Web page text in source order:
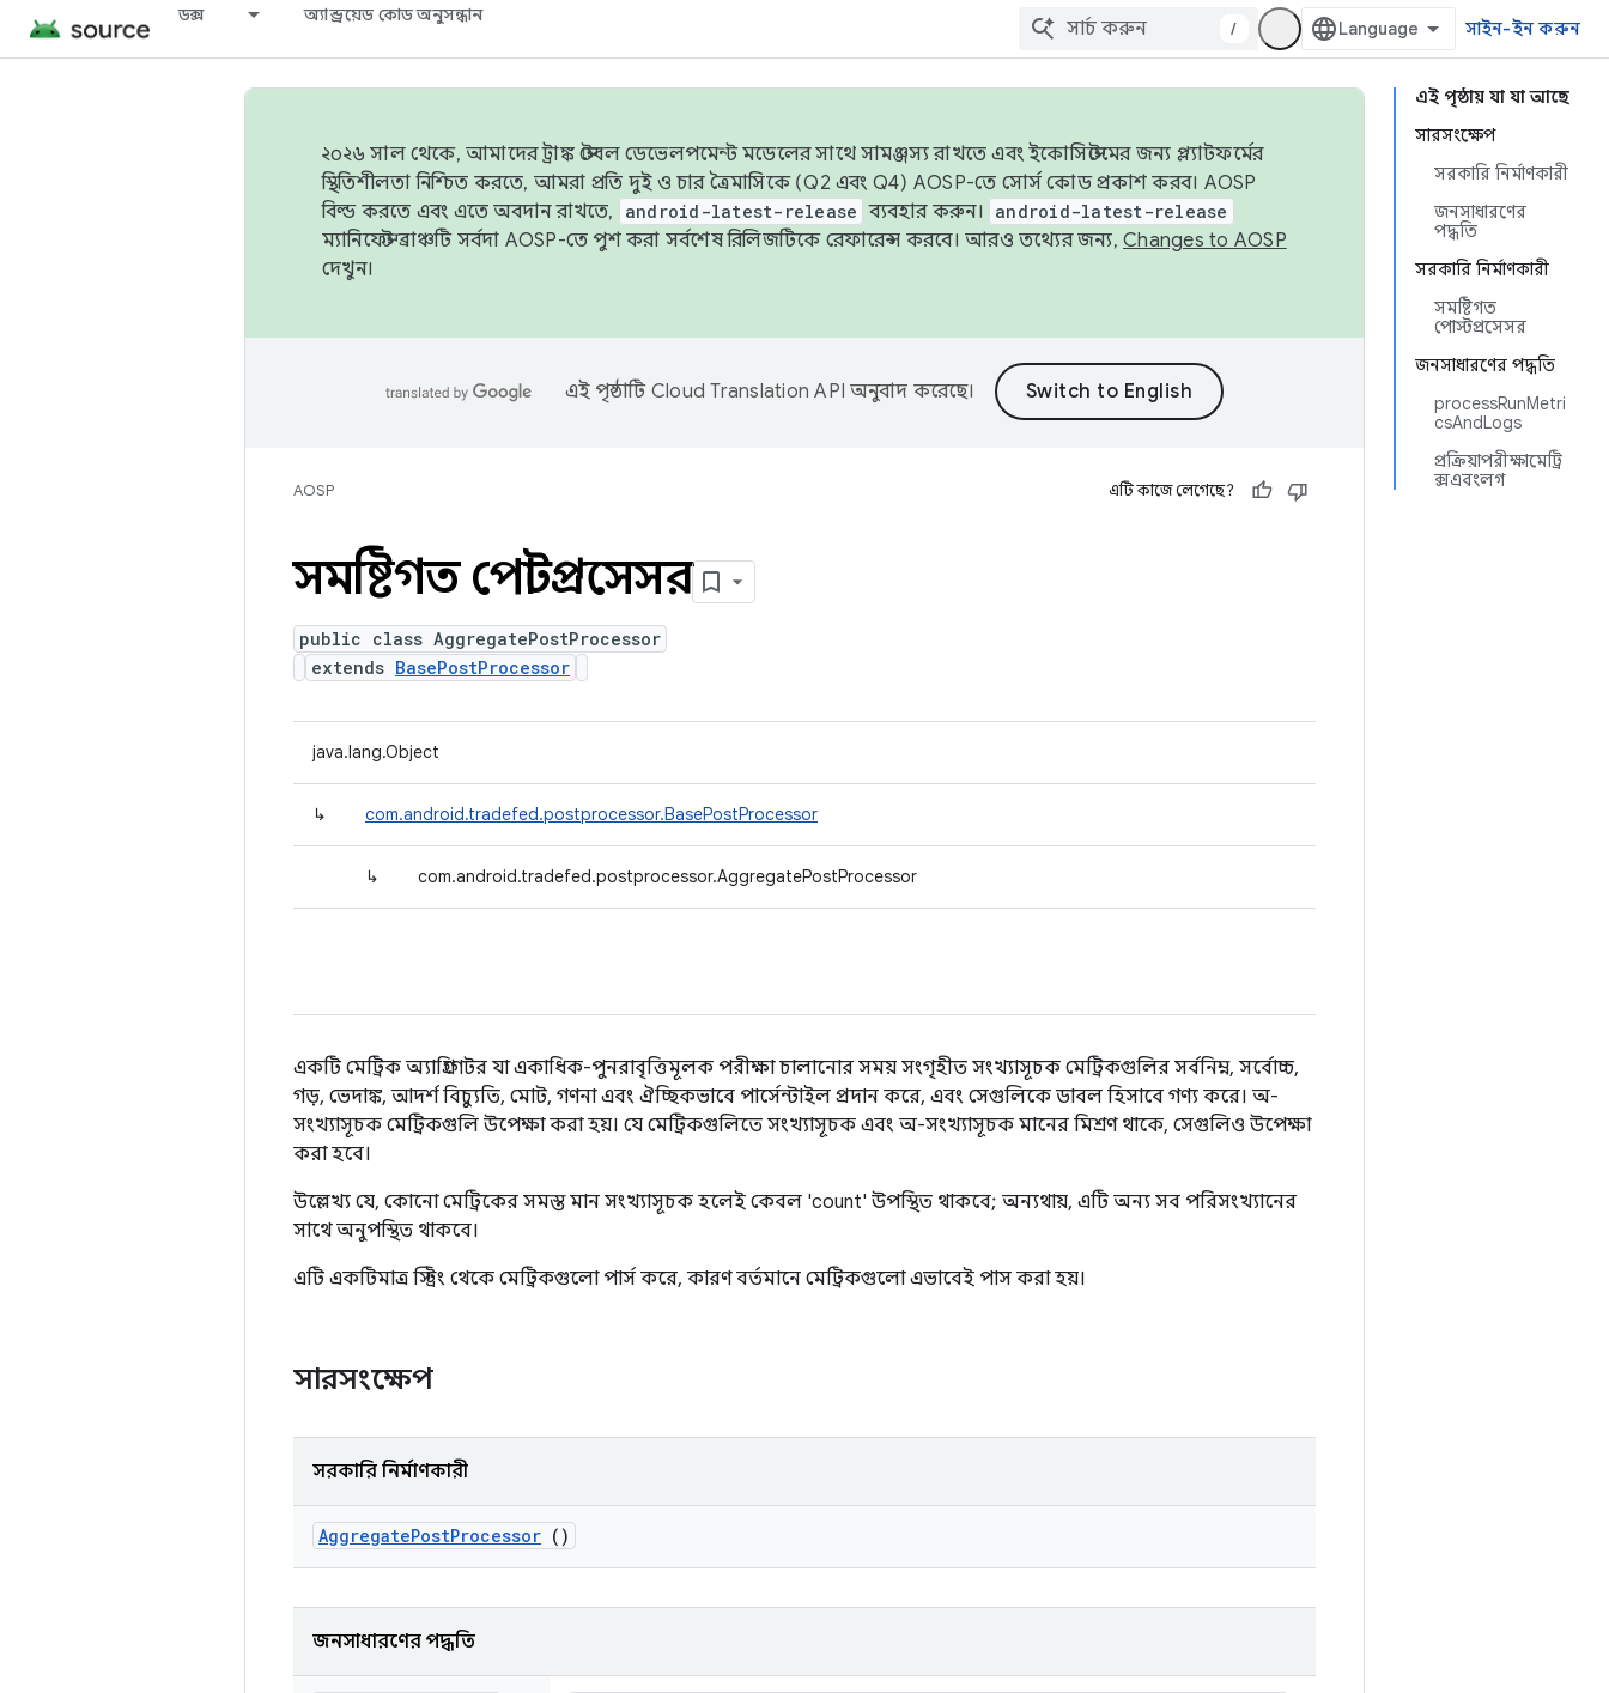
ডক্স অ্যান্ড্রয়েড কোড অনুসন্ধান
/ সাইন-ইন করুন
এই পৃষ্ঠায় যা যা আছে
সারসংক্ষেপ
সরকারি নির্মাণকারী
জনসাধারণের
পদ্ধতি
সরকারি নির্মাণকারী
সমষ্টিগত
পোস্টপ্রসেসর
জনসাধারণের পদ্ধতি
processRunMetri
csAndLogs
প্রক্রিয়াপরীক্ষামেট্রি
ক্সএবংলগ
২০২৬ সাল থেকে, আমাদের ট্রাঙ্ক স্টেবল ডেভেলপমেন্ট মডেলের সাথে সামঞ্জস্য রাখতে এবং ইকোসিস্টেমের জন্য প্ল্যাটফর্মের
স্থিতিশীলতা নিশ্চিত করতে, আমরা প্রতি দুই ও চার ত্রৈমাসিকে (Q2 এবং Q4) AOSP-তে সোর্স কোড প্রকাশ করব। AOSP
বিল্ড করতে এবং এতে অবদান রাখতে,
android-latest-release ব্যবহার করুন। android-latest-release
ম্যানিফেস্ট ব্রাঞ্চটি সর্বদা AOSP-তে পুশ করা সর্বশেষ রিলিজটিকে রেফারেন্স করবে। আরও তথ্যের জন্য, Changes to AOSP
দেখুন।
এই পৃষ্ঠাটি Cloud Translation API অনুবাদ করেছে।
AOSP এটি কাজে লেগেছে?
সমষ্টিগত পোস্টপ্রসেসর
public class AggregatePostProcessor
extends BasePostProcessor
java.lang.Object
↳ com.android.tradefed.postprocessor.BasePostProcessor
↳ com.android.tradefed.postprocessor.AggregatePostProcessor
একটি মেট্রিক অ্যাগ্রিগেটর যা একাধিক-পুনরাবৃত্তিমূলক পরীক্ষা চালানোর সময় সংগৃহীত সংখ্যাসূচক মেট্রিকগুলির সর্বনিম্ন, সর্বোচ্চ,
গড়, ভেদাঙ্ক, আদর্শ বিচ্যুতি, মোট, গণনা এবং ঐচ্ছিকভাবে পার্সেন্টাইল প্রদান করে, এবং সেগুলিকে ডাবল হিসাবে গণ্য করে। অ-
সংখ্যাসূচক মেট্রিকগুলি উপেক্ষা করা হয়। যে মেট্রিকগুলিতে সংখ্যাসূচক এবং অ-সংখ্যাসূচক মানের মিশ্রণ থাকে, সেগুলিও উপেক্ষা
করা হবে।
উল্লেখ্য যে, কোনো মেট্রিকের সমস্ত মান সংখ্যাসূচক হলেই কেবল 'count' উপস্থিত থাকবে; অন্যথায়, এটি অন্য সব পরিসংখ্যানের
সাথে অনুপস্থিত থাকবে।
এটি একটিমাত্র স্ট্রিং থেকে মেট্রিকগুলো পার্স করে, কারণ বর্তমানে মেট্রিকগুলো এভাবেই পাস করা হয়।
সারসংক্ষেপ
সরকারি নির্মাণকারী
AggregatePostProcessor ()
জনসাধারণের পদ্ধতি